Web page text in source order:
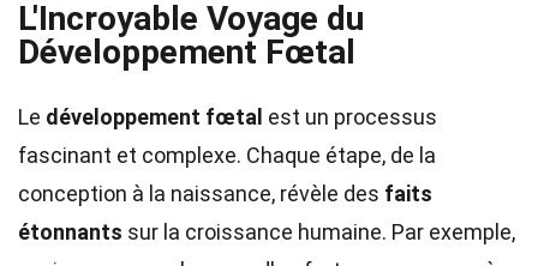
L'Incroyable Voyage du
Développement Fœtal
Le développement fœtal est un processus
fascinant et complexe. Chaque étape, de la
conception à la naissance, révèle des faits
étonnants sur la croissance humaine. Par exemple,